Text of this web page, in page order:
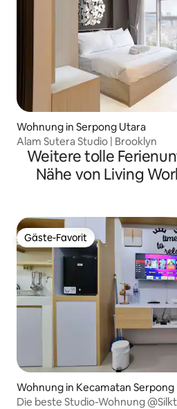
Wohnung in Serpong Utara
Alam Sutera Studio | Brooklyn
Weitere tolle
Nähe von Living
Gäste-Favorit
Gäste-Favorit
Wohnung in Kecamatan Serpong
Die beste Studio-Wohnung